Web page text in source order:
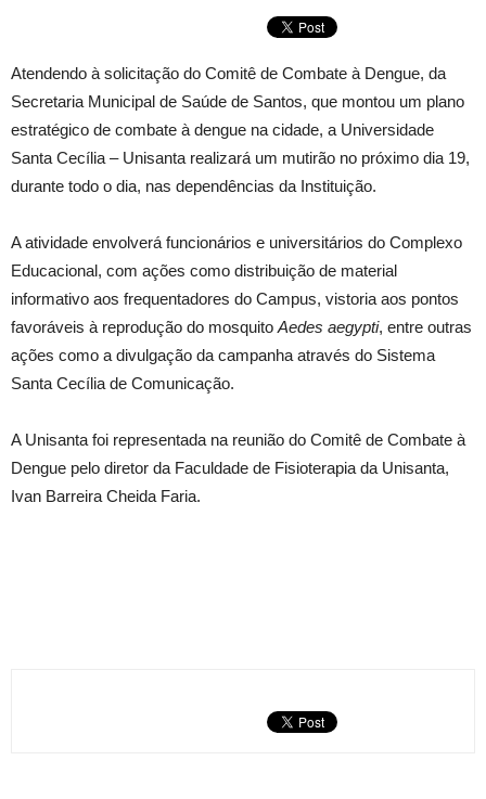
Atendendo à solicitação do Comitê de Combate à Dengue, da
Secretaria Municipal de Saúde de Santos, que montou um plano
estratégico de combate à dengue na cidade, a Universidade
Santa Cecília – Unisanta realizará um mutirão no próximo dia 19,
durante todo o dia, nas dependências da Instituição.
A atividade envolverá funcionários e universitários do Complexo
Educacional, com ações como distribuição de material
informativo aos frequentadores do Campus, vistoria aos pontos
favoráveis à reprodução do mosquito Aedes aegypti, entre outras
ações como a divulgação da campanha através do Sistema
Santa Cecília de Comunicação.
A Unisanta foi representada na reunião do Comitê de Combate à
Dengue pelo diretor da Faculdade de Fisioterapia da Unisanta,
Ivan Barreira Cheida Faria.